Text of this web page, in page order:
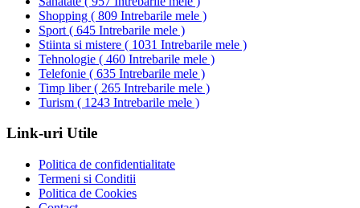
Shopping ( 809 Intrebarile mele )
Sport ( 645 Intrebarile mele )
Stiinta si mistere ( 1031 Intrebarile mele )
Tehnologie ( 460 Intrebarile mele )
Telefonie ( 635 Intrebarile mele )
Timp liber( 265 Intrebarile mele )
Turism ( 1243 Intrebarile mele )
Link-uri Utile
Politica de confidentialitate
Termeni si Conditii
Politica de Cookies